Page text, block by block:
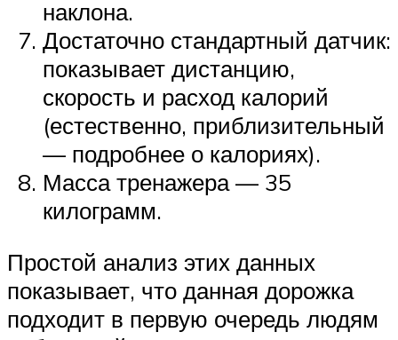
наклона.
Достаточно стандартный датчик:
показывает дистанцию,
скорость и расход калорий
(естественно, приблизительный
— подробнее о калориях).
Масса тренажера — 35
килограмм.
Простой анализ этих данных
показывает, что данная дорожка
подходит в первую очередь людям